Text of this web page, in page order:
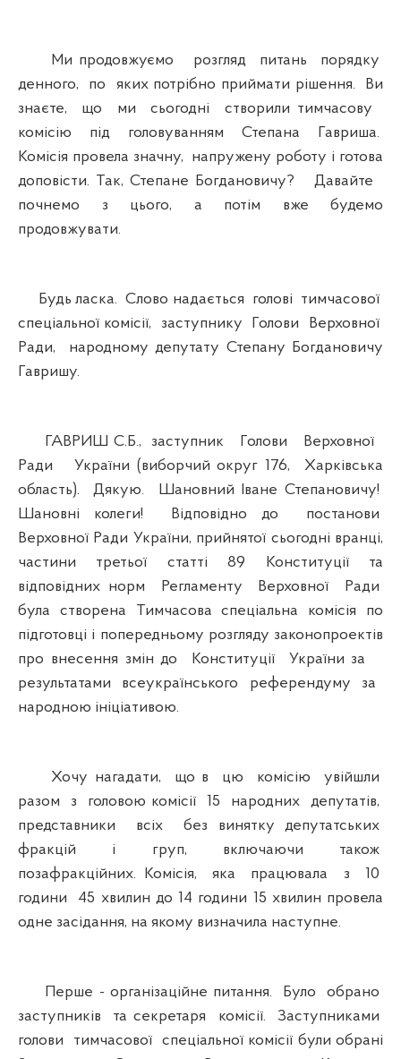
Ми продовжуємо розгляд питань порядку
денного, по яких потрібно приймати рішення. Ви
знаєте, що ми сьогодні створили тимчасову
комісію під головуванням Степана Гавриша.
Комісія провела значну, напружену роботу і готова
доповісти. Так, Степане Богдановичу? Давайте
почнемо з цього, а потім вже будемо
продовжувати.
Будь ласка. Слово надається голові тимчасової
спеціальної комісії, заступнику Голови Верховної
Ради, народному депутату Степану Богдановичу
Гавришу.
ГАВРИШ С.Б., заступник Голови Верховної
Ради України (виборчий округ 176, Харківська
область). Дякую. Шановний Іване Степановичу!
Шановні колеги! Відповідно до постанови
Верховної Ради України, прийнятої сьогодні вранці,
частини третьої статті 89 Конституції та
відповідних норм Регламенту Верховної Ради
була створена Тимчасова спеціальна комісія по
підготовці і попередньому розгляду законопроектів
про внесення змін до Конституції України за
результатами всеукраїнського референдуму за
народною ініціативою.
Хочу нагадати, що в цю комісію увійшли
разом з головою комісії 15 народних депутатів,
представники всіх без винятку депутатських
фракцій і груп, включаючи також
позафракційних. Комісія, яка працювала з 10
години 45 хвилин до 14 години 15 хвилин провела
одне засідання, на якому визначила наступне.
Перше - організаційне питання. Було обрано
заступників та секретаря комісії. Заступниками
голови тимчасової спеціальної комісії були обрані